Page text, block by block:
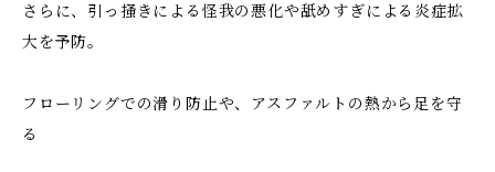
さらに、引っ掻きによる怪我の悪化や舐めすぎによる炎症拡
大を予防。
フローリングでの滑り防止や、アスファルトの熱から足を守
る